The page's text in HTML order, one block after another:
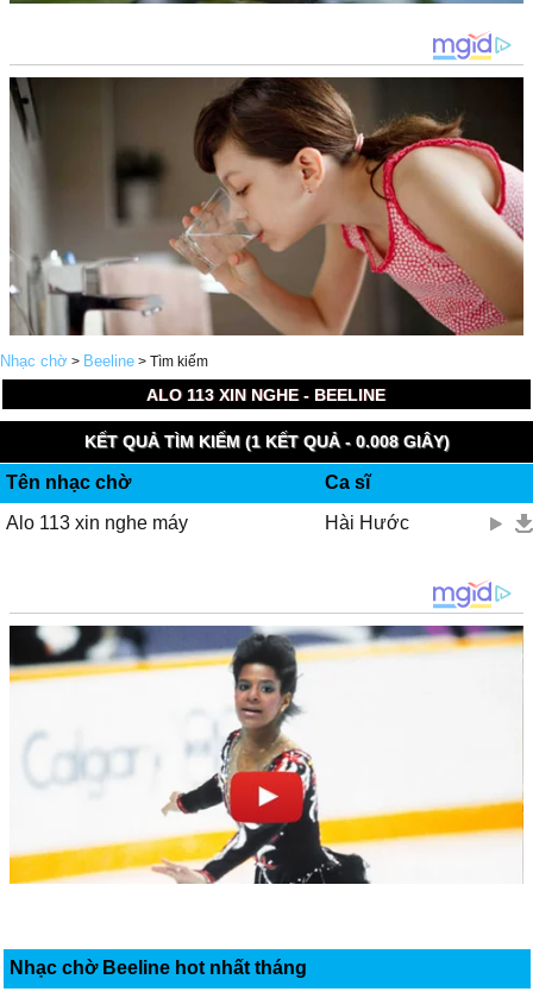
Nhạc chờ > Beeline > Tìm kiếm
ALO 113 XIN NGHE - BEELINE
KẾT QUẢ TÌM KIẾM (1 KẾT QUẢ - 0.008 GIÂY)
Tên nhạc chờ
Ca sĩ
Alo 113 xin nghe máy
Hài Hước
Nhạc chờ Beeline hot nhất tháng